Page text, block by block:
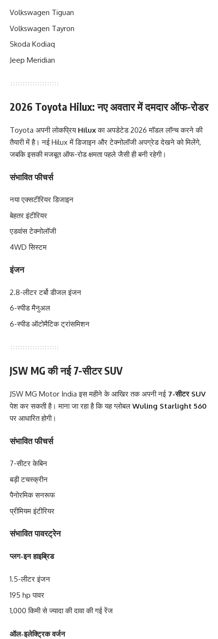
Volkswagen Tiguan
Volkswagen Tayron
Skoda Kodiaq
Jeep Meridian
2026 Toyota Hilux: नए अवतार में दमदार ऑफ-रोडर
Toyota अपनी लोकप्रिय Hiluxका अपडेटेड 2026 मॉडल लॉन्च करने की
तैयारी में है। नई Hilux में डिजाइन और टेक्नोलॉजी अपग्रेड देखने को मिलेंगे,
जबकि इसकी मजबूत ऑफ-रोड क्षमता पहले जैसी ही बनी रहेगी।
संभावित फीचर्स
नया एक्सटीरियर डिजाइन
बेहतर इंटीरियर
एडवांस टेक्नोलॉजी
4WD सिस्टम
इंजन
2.8-लीटर टर्बो डीजल इंजन
6-स्पीड मैनुअल
6-स्पीड ऑटोमैटिक ट्रांसमिशन
JSW MG की नई 7-सीटर SUV
JSW MG Motor India इस महीने के आखिर तक अपनी नई 7-सीटर SUV
पेश कर सकती है। माना जा रहा है कि यह ग्लोबल Wuling Starlight 560
पर आधारित होगी।
संभावित फीचर्स
7-सीटर केबिन
बड़ी टचस्क्रीन
पैनोरमिक सनरूफ
प्रीमियम इंटीरियर
संभावित पावरट्रेन
प्लग-इन हाइब्रिड
1.5-लीटर इंजन
195 hp पावर
1,000 किमी से ज्यादा की दावा की गई रेंज
ऑल-इलेक्ट्रिक वर्जन